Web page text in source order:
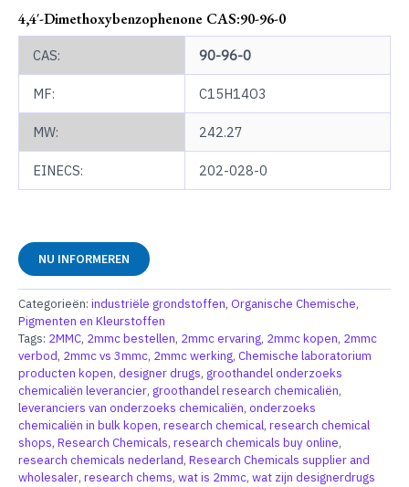
4,4′-Dimethoxybenzophenone CAS:90-96-0
CAS: 90-96-0
MF: C15H14O3
MW: 242.27
EINECS: 202-028-0
NU INFORMEREN
Categorieën: industriële grondstoffen, Organische Chemische,
Pigmenten en Kleurstoffen
Tags: 2MMC, 2mmc bestellen, 2mmc ervaring, 2mmc kopen, 2mmc
verbod, 2mmc vs 3mmc, 2mmc werking, Chemische laboratorium
producten kopen, designer drugs, groothandel onderzoeks
chemicaliën leverancier, groothandel research chemicaliën,
leveranciers van onderzoeks chemicaliën, onderzoeks
chemicaliën in bulk kopen, research chemical, research chemical
shops, Research Chemicals, research chemicals buy online,
research chemicals nederland, Research Chemicals supplier and
wholesaler, research chems, wat is 2mmc, wat zijn designerdrugs